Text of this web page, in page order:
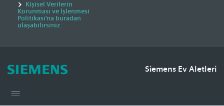
Kişisel Verilerin
Korunması ve İşlenmesi
Politikası'na buradan
ulaşabilirsiniz.
çerezler
Gerekli Temel Çerezler - Analiz çerezleri ve İşlevsellik çerezleri
Siemens Ev Aletleri